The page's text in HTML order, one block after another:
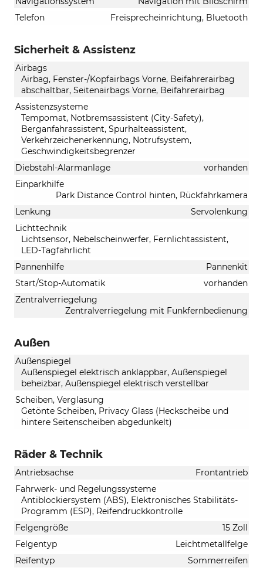
Telefon
Freisprecheinrichtung, Bluetooth
Sicherheit & Assistenz
Airbags
Airbag, Fenster-/Kopfairbags Vorne, Beifahrerairbag
abschaltbar, Seitenairbags Vorne, Beifahrerairbag
Assistenzsysteme
Tempomat, Notbremsassistent (City-Safety),
Berganfahrassistent, Spurhalteassistent,
Verkehrzeichenerkennung, Notrufsystem,
Geschwindigkeitsbegrenzer
Diebstahl-Alarmanlage
vorhanden
Einparkhilfe
Park Distance Control hinten, Rückfahrkamera
Lenkung
Servolenkung
Lichttechnik
Lichtsensor, Nebelscheinwerfer, Fernlichtassistent,
LED-Tagfahrlicht
Pannenhilfe
Pannenkit
Start/Stop-Automatik
vorhanden
Zentralverriegelung
Zentralverriegelung mit Funkfernbedienung
Außen
Außenspiegel
Außenspiegel elektrisch anklappbar, Außenspiegel
beheizbar, Außenspiegel elektrisch verstellbar
Scheiben, Verglasung
Getönte Scheiben, Privacy Glass (Heckscheibe und
hintere Seitenscheiben abgedunkelt)
Räder & Technik
Antriebsachse
Frontantrieb
Fahrwerk- und Regelungssysteme
Antiblockiersystem (ABS), Elektronisches Stabilitäts-
Programm (ESP), Reifendruckkontrolle
Felgengröße
15 Zoll
Felgentyp
Leichtmetallfelge
Reifentyp
Sommerreifen